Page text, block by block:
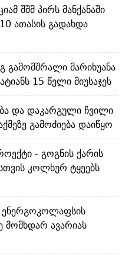
შშმ პირს მანქანაში
ათასის გადახდა
გამომშრალი მარიხუანა
15 წელი მიუსაჯეს
და დაკარგული ჩვილი
გამოძიება დაიწყო
- გოგნის ქარის
კოლხურ ტყეებს
ენერგოკოლაფსის
მომხდარ ავარიას